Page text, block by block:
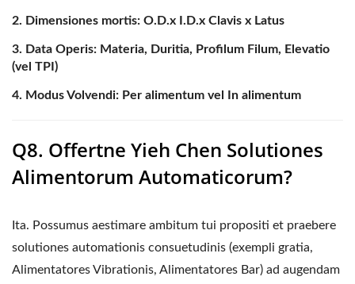
Dimensiones mortis: O.D.x I.D.x Clavis x Latus
Data Operis: Materia, Duritia, Profilum Filum, Elevatio
(vel TPI)
Modus Volvendi: Per alimentum vel In alimentum
Q8. Offertne Yieh Chen Solutiones
Alimentorum Automaticorum?
Ita. Possumus aestimare ambitum tui propositi et praebere
solutiones automationis consuetudinis (exempli gratia,
Alimentatores Vibrationis, Alimentatores Bar) ad augendam